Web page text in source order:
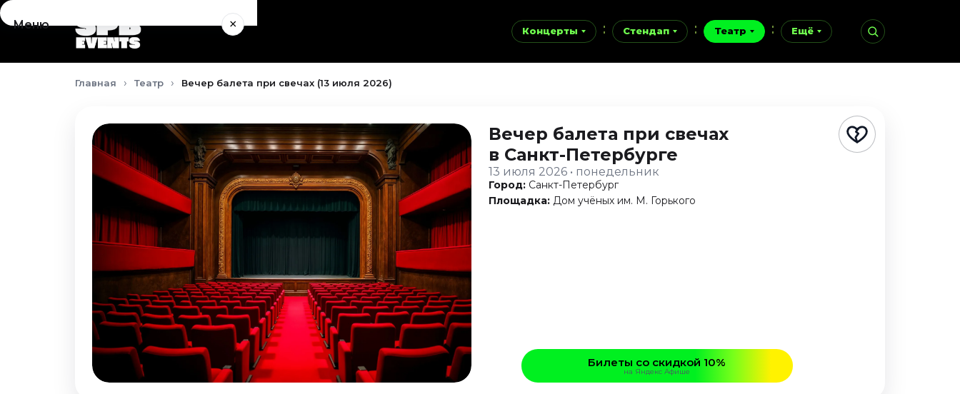
Концерты Стендап Театр Ещё
Меню ×
Концерты
Август 2026
Декабрь 2026
Главная Театр Вечер балета при свечах (13 июля 2026)
Вечер балета при свечах
в Санкт-Петербурге
13 июля 2026 • понедельник
Город: Санкт-Петербург
Площадка: Дом учёных им. М. Горького
Билеты со скидкой 10%
на Яндекс Афише